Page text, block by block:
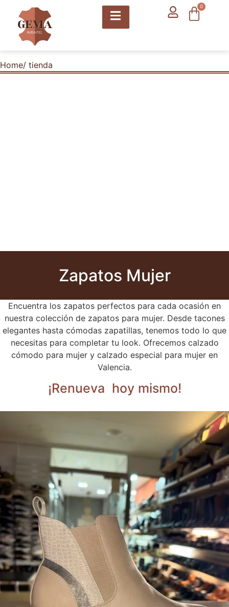
contenido 0
Home/ tienda
Zapatos Mujer
Encuentra los zapatos perfectos para cada ocasión en
nuestra colección de zapatos para mujer. Desde tacones
elegantes hasta cómodas zapatillas, tenemos todo lo que
necesitas para completar tu look. Ofrecemos calzado
cómodo para mujer y calzado especial para mujer en
Valencia.
¡Renueva hoy mismo!